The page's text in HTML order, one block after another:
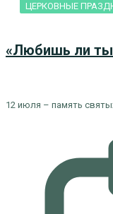
ЦЕРКОВНЫЕ
«Любишь ли
12 июля – память